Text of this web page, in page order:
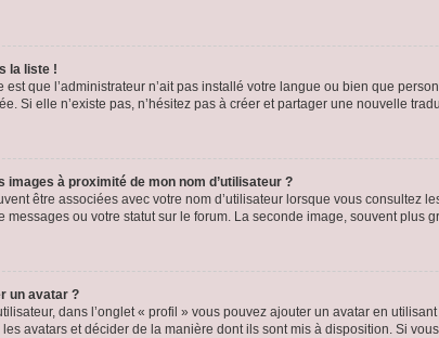
la liste !
est que l’administrateur n’ait pas installé votre langue ou bien que
Si elle n’existe pas, n’hésitez pas à créer et partager une nouvelle
images à proximité de mon nom d’utilisateur ?
être associées avec votre nom d’utilisateur lorsque vous consultez
messages ou votre statut sur le forum. La seconde image, souvent
un avatar ?
dans l’onglet « profil » vous pouvez ajouter un avatar en
avatars et décider de la manière dont ils sont mis à disposition. Si